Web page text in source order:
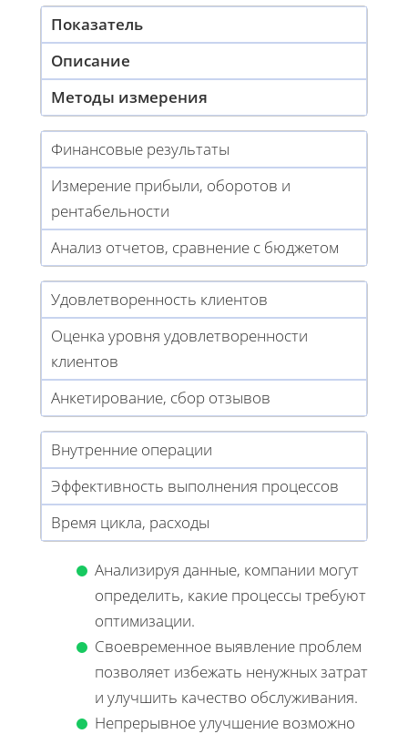
Показатель
Описание
Методы измерения
Финансовые результаты
Измерение прибыли, оборотов и
рентабельности
Анализ отчетов, сравнение с бюджетом
Удовлетворенность клиентов
Оценка уровня удовлетворенности
клиентов
Анкетирование, сбор отзывов
Внутренние операции
Эффективность выполнения процессов
Время цикла, расходы
Анализируя данные, компании могут
определить, какие процессы требуют
оптимизации.
Своевременное выявление проблем
позволяет избежать ненужных затрат
и улучшить качество обслуживания.
Непрерывное улучшение возможно